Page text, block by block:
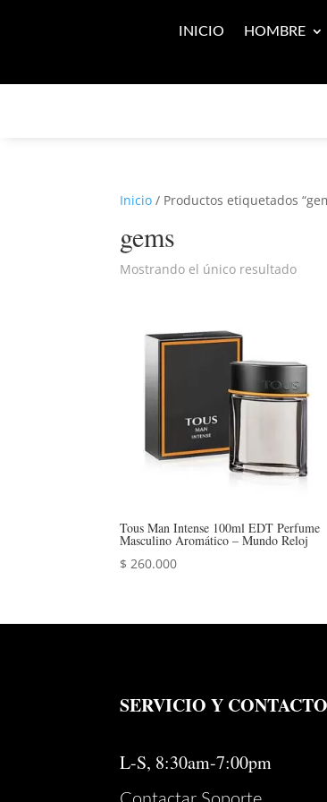
INICIO HOMBRE
Inicio / Productos etiquetados
gems
Mostrando el único resultado
Tous Man Intense 100ml EDT Perfume
Masculino Aromático – Mundo Reloj
$ 260.000
SERVICIO Y CONTACTO
L-S, 8:30am-7:00pm